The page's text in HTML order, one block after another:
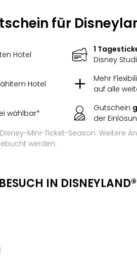
für
Hotel
1
Disney
Hotel
Mehr
auf alle
wählbar*
Gutschein
der
Mini-Ticket-Season. Weitere
werden.
IN